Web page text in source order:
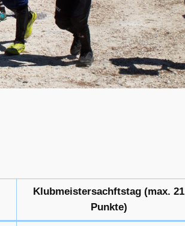
Klubmeistersachftstag (max. 21
Punkte)